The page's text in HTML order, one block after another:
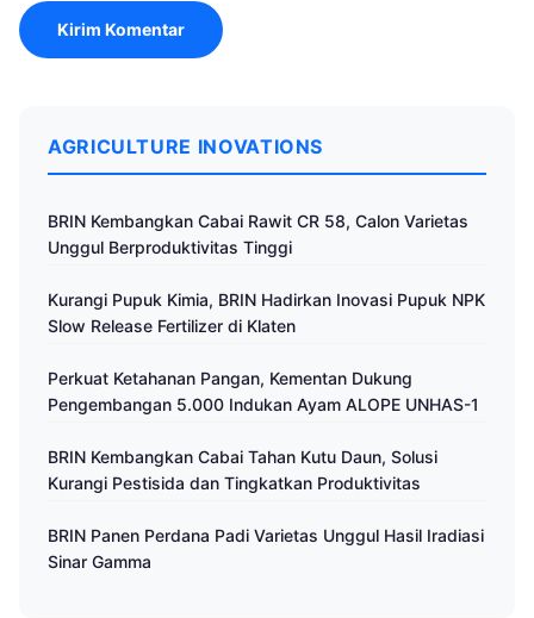
AGRICULTURE INOVATIONS
BRIN Kembangkan Cabai Rawit CR 58, Calon Varietas
Unggul Berproduktivitas Tinggi
Kurangi Pupuk Kimia, BRIN Hadirkan Inovasi Pupuk NPK
Slow Release Fertilizer di Klaten
Perkuat Ketahanan Pangan, Kementan Dukung
Pengembangan 5.000 Indukan Ayam ALOPE UNHAS-1
BRIN Kembangkan Cabai Tahan Kutu Daun, Solusi
Kurangi Pestisida dan Tingkatkan Produktivitas
BRIN Panen Perdana Padi Varietas Unggul Hasil Iradiasi
Sinar Gamma